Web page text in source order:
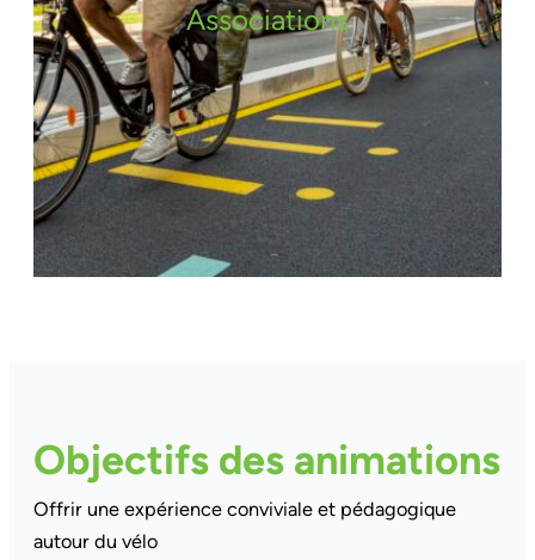
Associations
Objectifs des animations
Offrir une expérience conviviale et pédagogique
autour du vélo